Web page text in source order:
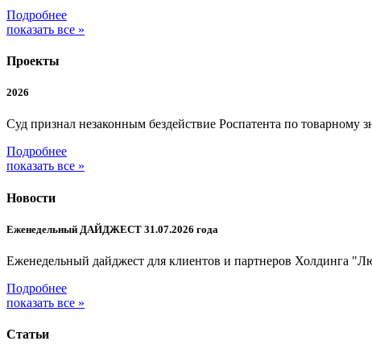
Подробнее
показать все »
Проекты
2026
Суд признал незаконным бездействие Роспатента по товарному
Подробнее
показать все »
Новости
Еженедельный ДАЙДЖЕСТ 31.07.2026 года
Еженедельный дайджест для клиентов и партнеров Холдинга
Подробнее
показать все »
Статьи